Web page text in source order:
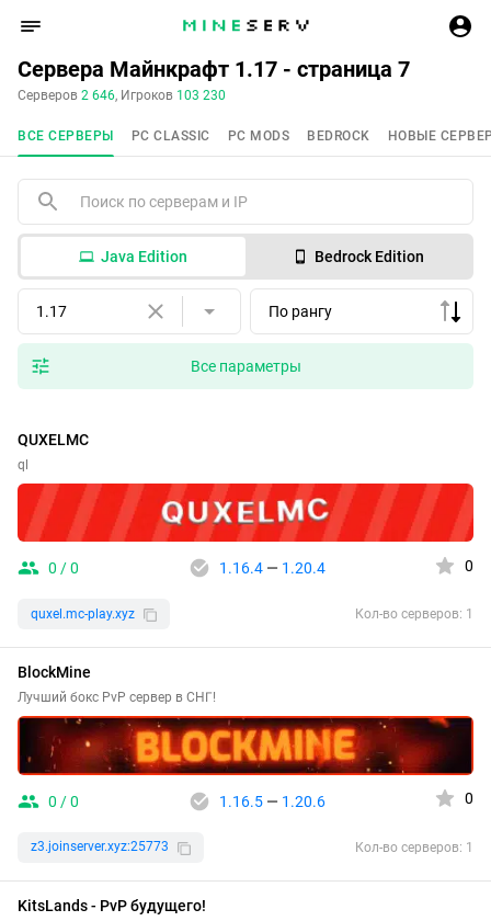
Сервера Майнкрафт 1.17 - страница 7
Серверов 2 646, Игроков 103 230
ВСЕ СЕРВЕРЫ PC CLASSIC PC MODS BEDROCK НОВЫЕ
Java Edition Bedrock Edition
1.17 По рангу
Все параметры
QUXELMC
ql
0 / 0 1.16.4— 1.20.4 0
quxel.mc-play.xyz Кол-во серверов: 1
BlockMine
Лучший бокс PvP сервер в СНГ!
0 / 0 1.16.5— 1.20.6 0
z3.joinserver.xyz:25773 Кол-во серверов: 1
KitsLands - PvP будущего!